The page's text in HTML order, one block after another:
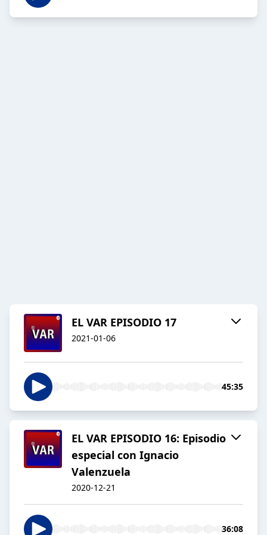
EL VAR EPISODIO 17
2021-01-06
45:35
EL VAR EPISODIO 16: Episodio
especial con Ignacio
Valenzuela
2020-12-21
36:08